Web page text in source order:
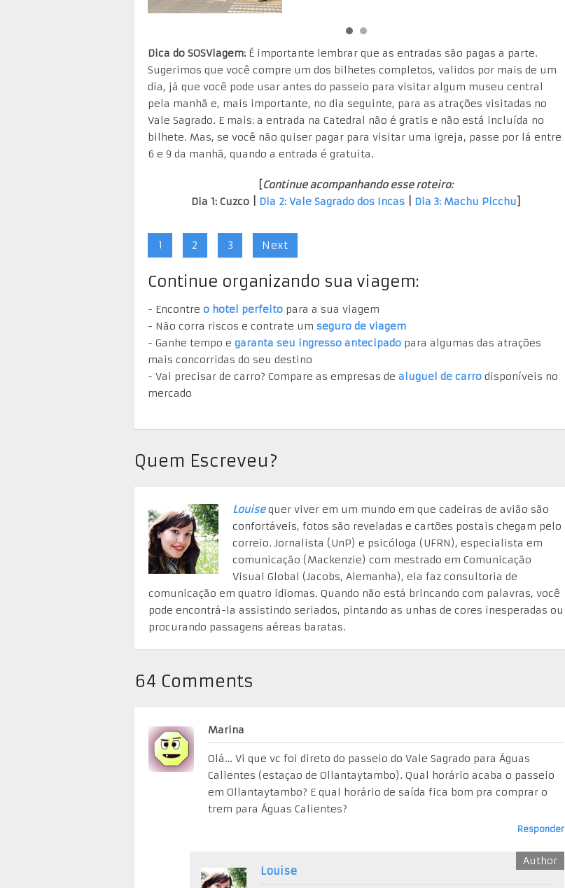
Dica do SOSViagem: É importante lembrar que as entradas são pagas a parte.
Sugerimos que você compre um dos bilhetes completos, validos por mais de um
dia, já que você pode usar antes do passeio para visitar algum museu central
pela manhã e, mais importante, no dia seguinte, para as atrações visitadas no
Vale Sagrado. E mais: a entrada na Catedral não é gratis e não está incluída no
bilhete. Mas, se você não quiser pagar para visitar uma igreja, passe por lá entre
6 e 9 da manhã, quando a entrada é gratuita.
Continue acompanhando esse roteiro:
Dia 1: Cuzco | Dia 2: Vale Sagrado dos Incas Dia 3: Machu Picchu
1 2 3 Next
Continue organizando sua viagem:
- Encontre o hotel perfeito para a sua viagem
- Não corra riscos e contrate um seguro de viagem
- Ganhe tempo e garanta seu ingresso antecipado para algumas das atrações
mais concorridas do seu destino
- Vai precisar de carro? Compare as empresas de aluguel de carro disponíveis no
mercado
Quem Escreveu?
Louisequer viver em um mundo em que cadeiras de avião são
confortáveis, fotos são reveladas e cartões postais chegam pelo
correio. Jornalista (UnP) e psicóloga (UFRN), especialista em
comunicação (Mackenzie) com mestrado em Comunicação
Visual Global (Jacobs, Alemanha), ela faz consultoria de
comunicação em quatro idiomas. Quando não está brincando com palavras, você
pode encontrá-la assistindo seriados, pintando as unhas de cores inesperadas ou
procurando passagens aéreas baratas.
64 Comments
Marina
Olá… Vi que vc foi direto do passeio do Vale Sagrado para Águas
Calientes (estaçao de Ollantaytambo). Qual horário acaba o passeio
em Ollantaytambo? E qual horário de saída fica bom pra comprar o
trem para Águas Calientes?
Responder
Louise